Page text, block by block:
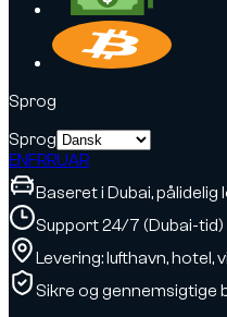
Sprog
Sprog
ENFRRUAR
Baseret i Dubai, pålidelig
Support 24/7 (Dubai-tid)
Levering: lufthavn, hotel,
Sikre og gennemsigtige